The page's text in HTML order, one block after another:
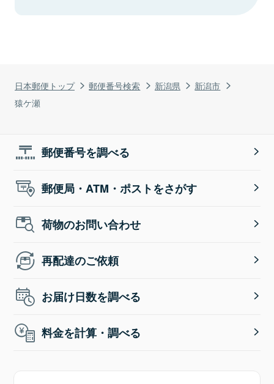
日本郵便トップ 郵便番号検索 新潟県
新潟市
猿ケ瀬
郵便番号を調べる
郵便局・ATM・ポストをさがす
荷物のお問い合わせ
再配達のご依頼
お届け日数を調べる
料金を計算・調べる